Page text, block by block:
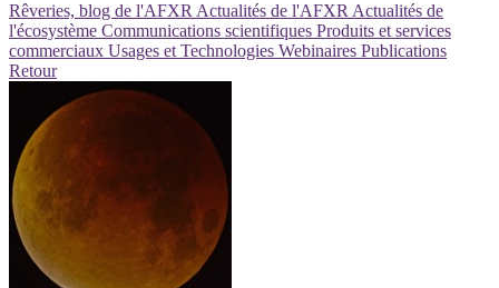
Rêveries, blog de l'AFXR Actualités de l'AFXR Actualités de
l'écosystème Communications scientifiques Produits et services
commerciaux Usages et Technologies Webinaires Publications
Retour